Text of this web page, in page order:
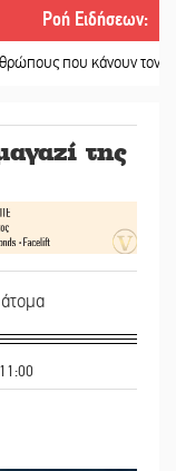
Ροή Ειδήσεων:
κάνουν τον κόσμο λίγο
της